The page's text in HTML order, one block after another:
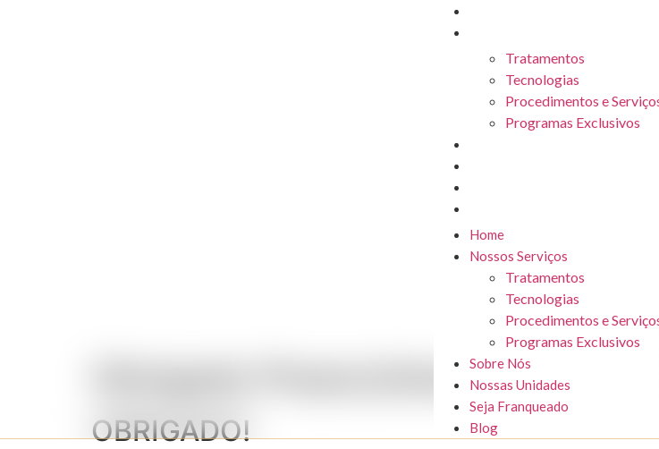
Tratamentos
Tecnologias
Procedimentos e
Programas Exclusivos
Home
Nossos Serviços
Tratamentos
Tecnologias
Procedimentos e
Programas Exclusivos
Sobre Nós
Nossas Unidades
Seja Franqueado
Blog
Obrigado Preenchimento de
OBRIGADO!